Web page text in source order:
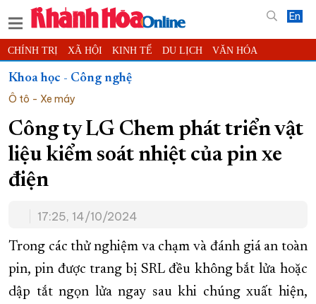
En
CHÍNH TRỊ XÃ HỘI KINH TẾ DU LỊCH VĂN HÓA
THỂ THAO ĐỜI SỐNG TIN ĐỊA PHƯƠNG
KHOA HỌC - CÔNG NGHỆ
THẾ GIỚI MULTIMEDIA VIDEO ĐỌC BÁO ONLINE
PODCAST THÔNG TIN - QUẢNG CÁO
QUY HOẠCH TỈNH KHÁNH HÒA
CHUNG TAY CẢI CÁCH HÀNH CHÍNH
XÂY DỰNG NÔNG THÔN MỚI LỊCH CẮT ĐIỆN
TÀU - XE - MÁY BAY
KỶ NIỆM 370 NĂM XÂY DỰNG VÀ PHÁT TRIỂN TỈNH KHÁNH HÒA
Khoa học - Công nghệ
Ô tô - Xe máy
Công ty LG Chem phát triển vật
liệu kiểm soát nhiệt của pin xe
điện
17:25, 14/10/2024
Trong các thử nghiệm va chạm và đánh giá an toàn
pin, pin được trang bị SRL đều không bắt lửa hoặc
dập tắt ngọn lửa ngay sau khi chúng xuất hiện,